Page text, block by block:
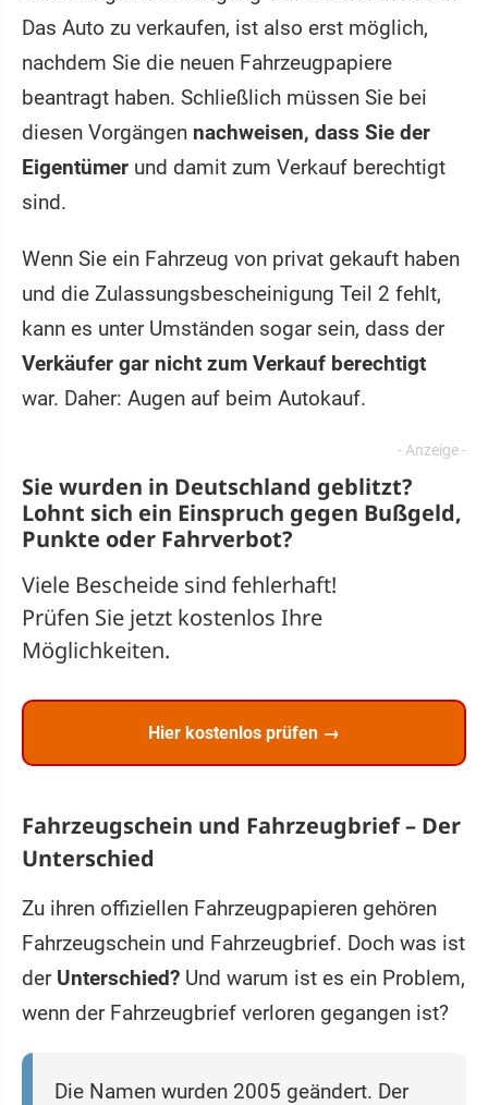
Das Auto zu verkaufen, ist also erst möglich,
nachdem Sie die neuen Fahrzeugpapiere
beantragt haben. Schließlich müssen Sie bei
diesen Vorgängen nachweisen, dass Sie der
Eigentümer und damit zum Verkauf berechtigt
sind.
Wenn Sie ein Fahrzeug von privat gekauft haben
und die Zulassungsbescheinigung Teil 2 fehlt,
kann es unter Umständen sogar sein, dass der
Verkäufer gar nicht zum Verkauf berechtigt
war. Daher: Augen auf beim Autokauf.
Sie wurden in Deutschland geblitzt?
Lohnt sich ein Einspruch gegen Bußgeld,
Punkte oder Fahrverbot?
Viele Bescheide sind fehlerhaft!
Prüfen Sie jetzt kostenlos Ihre
Möglichkeiten.
Hier kostenlos prüfen →
Fahrzeugschein und Fahrzeugbrief – Der
Unterschied
Zu ihren offiziellen Fahrzeugpapieren gehören
Fahrzeugschein und Fahrzeugbrief. Doch was ist
der Unterschied? Und warum ist es ein Problem,
wenn der Fahrzeugbrief verloren gegangen ist?
Die Namen wurden 2005 geändert. Der